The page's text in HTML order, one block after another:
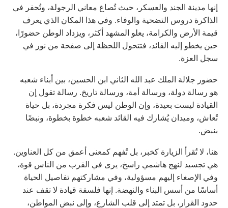
إنها مدينة الجند والعسكر، حيث تُصاغ معاني الرجولة، وتُحفر في
الذاكرة دروس التضحية والوفاء. وفي هذا المكان الذي يعرف
قيمة الأرض والكرامة، يعلو المشهد أكثر، ويزداد الوطن حضورًا،
حين يخطو إليه القائد، فتتحول اللحظة إلى صفحة من نور في
سجل العزة.
حضور جلالة الملك عبد الله الثاني ابن الحسين، بين أبناء شعبه
هو رسالة دولة، ورسالة أمة، ورسالة تاريخ. رسالة تقول إن
القيادة ليست بعيدة، وإن الوطن ليس فكرة مجردة، بل حياة
تُعاش، وميدان يُشارك فيه القائد شعبه خطوة بخطوة، ونبضًا
بنبض.
هنا، لا تُقرأ الزيارة كخبر، بل تُفهم كمعنى أعمق من كل العناوين.
هي تجسيد لنهج هاشمي راسخ، يرى في القرب من الناس قوة،
وفي الإصغاء إليهم مسؤولية، وفي مشاركتهم تفاصيل الحياة
أساسًا من أسس البناء والنهضة. إنها فلسفة قيادة لا تقف عند
حدود القرار، بل تمتد إلى قلب الشارع، وإلى نبض المواطن،